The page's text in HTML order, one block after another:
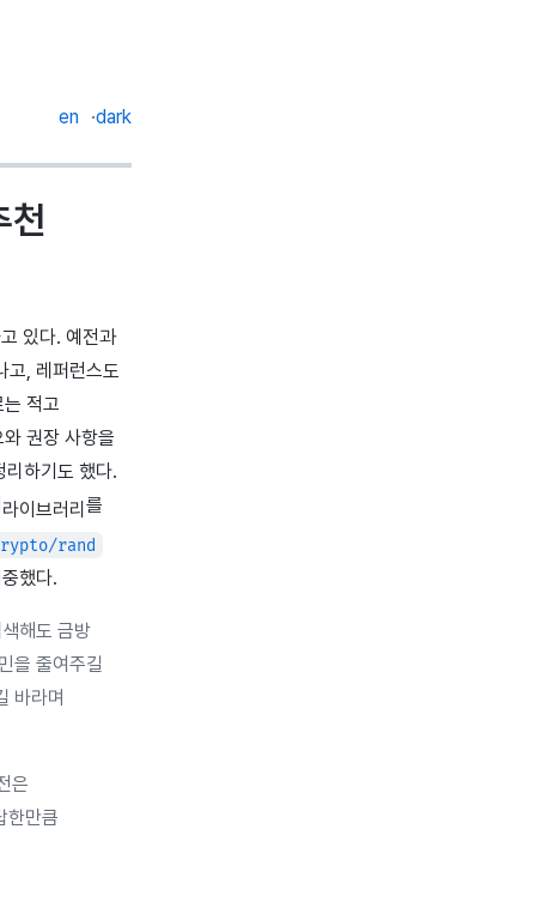
en dark
천
있다. 예전과
고, 레퍼런스도
적고
권장 사항을
리하기도 했다.
라이브러리 를
rand
했다.
해도 금방
을 줄여주길
바라며
은
한만큼